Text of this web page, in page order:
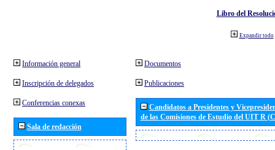
Libro del
Expandir todo
Información general
Inscripción de delegados
Conferencias conexas
Sala de redacción
Documentos
Publicaciones
Candidatos a Presidentes y
de las Comisiones de Estudio del UIT R